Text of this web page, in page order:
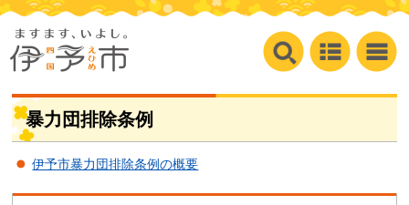
暴力団排除条例
伊予市暴力団排除条例の概要